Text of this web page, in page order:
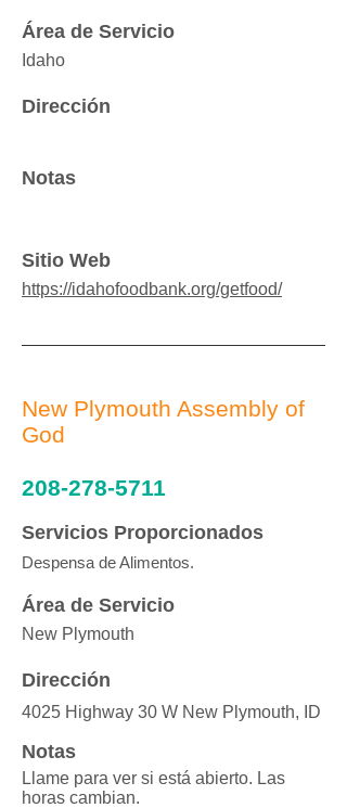
Área de Servicio
Idaho
Dirección
Notas
Sitio Web
https://idahofoodbank.org/getfood/
New Plymouth Assembly of
God
208-278-5711
Servicios Proporcionados
Despensa de Alimentos.
Área de Servicio
New Plymouth
Dirección
4025 Highway 30 W New Plymouth, ID
Notas
Llame para ver si está abierto. Las
horas cambian.